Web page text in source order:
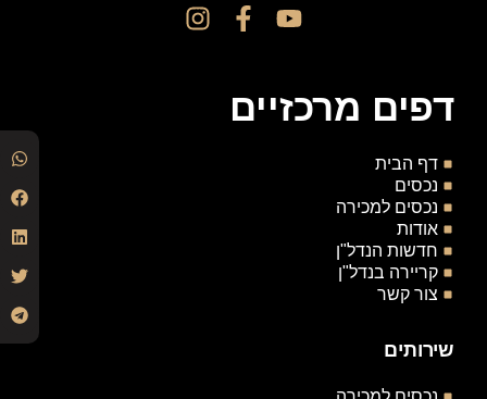
דפים מרכזיים
דף הבית
נכסים
נכסים למכירה
אודות
חדשות הנדל"ן
קריירה בנדל"ן
צור קשר
שירותים